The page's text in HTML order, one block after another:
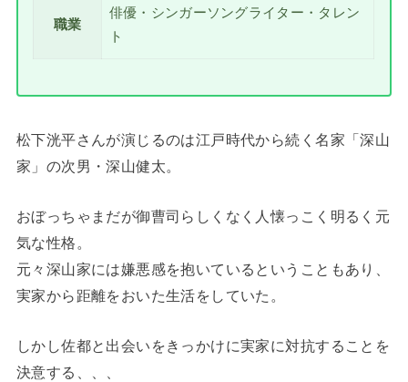
職業
俳優・シンガーソングライター・タレン
ト
松下洸平さんが演じるのは江戸時代から続く名家「深山
家」の次男・深山健太。
おぼっちゃまだが御曹司らしくなく人懐っこく明るく元
気な性格。
元々深山家には嫌悪感を抱いているということもあり、
実家から距離をおいた生活をしていた。
しかし佐都と出会いをきっかけに実家に対抗することを
決意する、、、